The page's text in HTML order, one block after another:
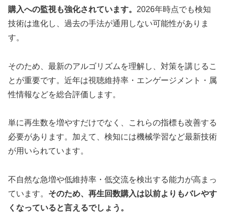
購入への監視も強化されています。 2026年時点でも検知
技術は進化し、過去の手法が通用しない可能性がありま
す。
そのため、最新のアルゴリズムを理解し、対策を講じるこ
とが重要です。近年は視聴維持率・エンゲージメント・属
性情報などを総合評価します。
単に再生数を増やすだけでなく、これらの指標も改善する
必要があります。加えて、検知には機械学習など最新技術
が用いられています。
不自然な急増や低維持率・低交流を検出する能力が高まっ
ています。 そのため、再生回数購入は以前よりもバレやす
くなっていると言えるでしょう。